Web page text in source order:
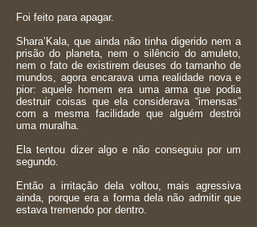
Foi feito para apagar.
Shara’Kala, que ainda não tinha digerido nem a
prisão do planeta, nem o silêncio do amuleto,
nem o fato de existirem deuses do tamanho de
mundos, agora encarava uma realidade nova e
pior: aquele homem era uma arma que podia
destruir coisas que ela considerava “imensas”
com a mesma facilidade que alguém destrói
uma muralha.
Ela tentou dizer algo e não conseguiu por um
segundo.
Então a irritação dela voltou, mais agressiva
ainda, porque era a forma dela não admitir que
estava tremendo por dentro.